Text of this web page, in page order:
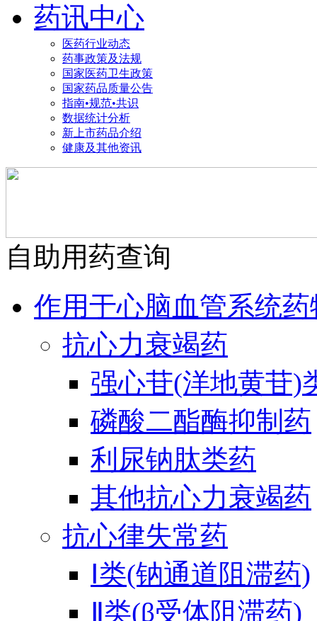
药讯中心
医药行业动态
药事政策及法规
国家医药卫生政策
国家药品质量公告
指南•规范•共识
数据统计分析
新上市药品介绍
健康及其他资讯
自助用药查询
作用于心脑血管系统药
抗心力衰竭药
强心苷(洋地黄苷)
磷酸二酯酶抑制药
利尿钠肽类药
其他抗心力衰竭药
抗心律失常药
Ⅰ类(钠通道阻滞药)
Ⅱ类(β受体阻滞药)